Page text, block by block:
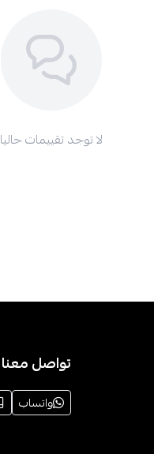
لا توجد تقييمات حاليا
تواصل معنا
واتساب